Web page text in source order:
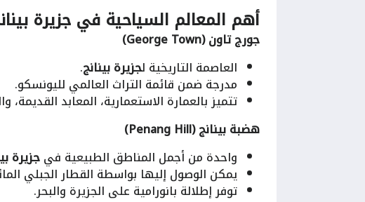
أهم المعالم السياحية في جزيرة
جورج تاون (George Town)
العاصمة التاريخية لجزيرة بينانج.
مدرجة ضمن قائمة التراث العالمي لليونسكو.
تتميز بالعمارة الاستعمارية، المعابد القديمة،
هضبة بينانج (Penang Hill)
واحدة من أجمل المناطق الطبيعية فيجزيرة
يمكن الوصول إليها بواسطة القطار الجبلي
توفر إطلالة بانورامية على الجزيرة والبحر.